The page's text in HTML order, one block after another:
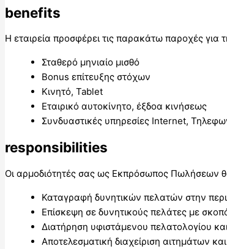
benefits
Η εταιρεία προσφέρει τις παρακάτω παροχές
Σταθερό μηνιαίο μισθό
Bonus επίτευξης στόχων
Κινητό, Tablet
Εταιρικό αυτοκίνητο, έξδοα κινήσεως
Συνδυαστικές υπηρεσίες Internet,
responsibilities
Οι αρμοδιότητές σας ως Εκπρόσωπος Πωλήσεων
Καταγραφή δυνητικών πελατών στην
Επίσκεψη σε δυνητικούς πελάτες με
Διατήρηση υφιστάμενου πελατολογίου
Αποτελεσματική διαχείριση αιτημάτων